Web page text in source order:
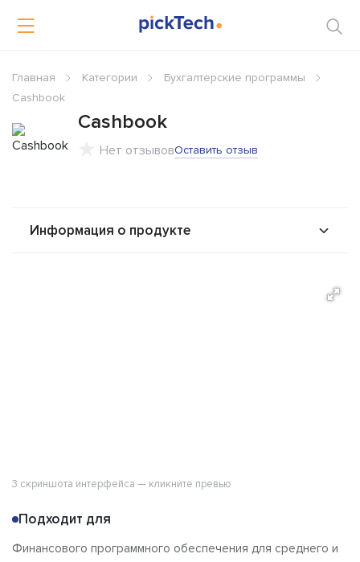
Главная Категории
Бухгалтерские программы
Cashbook
Cashbook
Нет отзывовОставить отзыв
Информация о продукте
3 скриншота интерфейса — кликните превью
Подходит для
Финансового программного обеспечения для среднего и